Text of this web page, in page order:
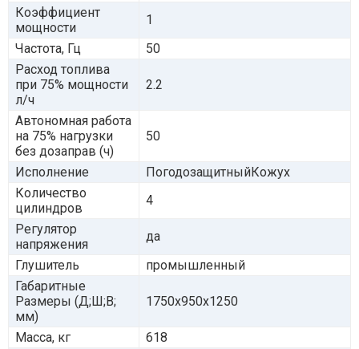
Коэффициент
мощности
1
Частота, Гц
50
Расход топлива
при 75% мощности
л/ч
2.2
Автономная работа
на 75% нагрузки
без дозаправ (ч)
50
Исполнение
ПогодозащитныйКожух
Количество
цилиндров
4
Регулятор
напряжения
да
Глушитель
промышленный
Габаритные
Размеры (Д;Ш;В;
мм)
1750x950x1250
Масса, кг
618